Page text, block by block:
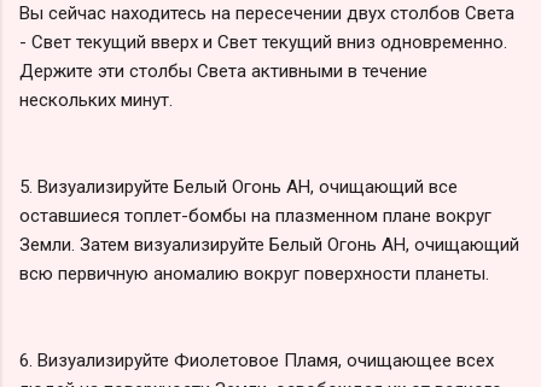
Вы сейчас находитесь на пересечении двух столбов Света
- Свет текущий вверх и Свет текущий вниз одновременно.
Держите эти столбы Света активными в течение
нескольких минут.
5. Визуализируйте Белый Огонь АН, очищающий все
оставшиеся топлет-бомбы на плазменном плане вокруг
Земли. Затем визуализируйте Белый Огонь АН, очищающий
всю первичную аномалию вокруг поверхности планеты.
6. Визуализируйте Фиолетовое Пламя, очищающее всех